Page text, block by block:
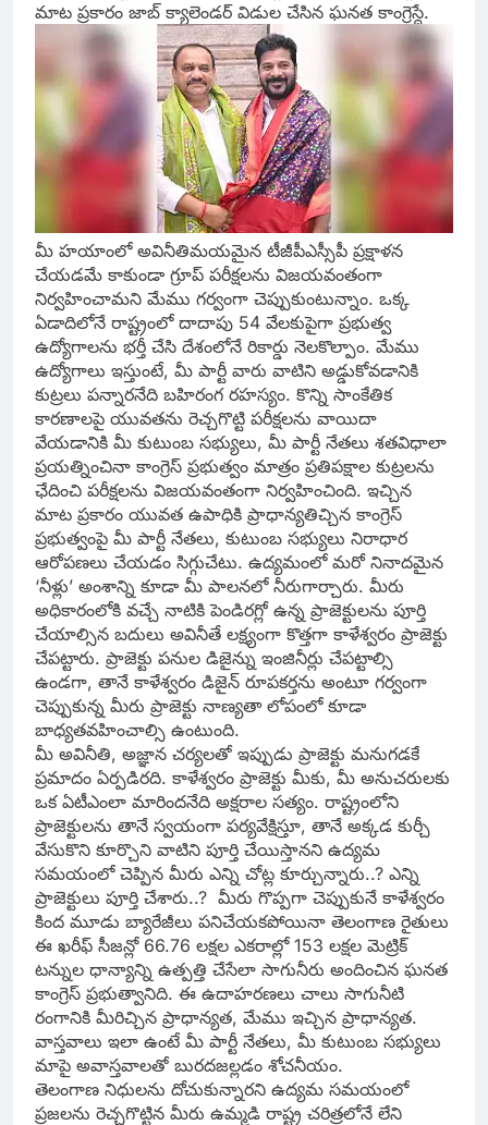
మాట ప్రకారం జాబ్ క్యాలెండర్ విడుల చేసిన ఘనత కాంగ్రెస్దే.
మీ హయాంలో అవినీతిమయమైన టీజీపీఎస్సీపీ ప్రక్షాళన
చేయడమే కాకుండా గ్రూప్ పరీక్షలను విజయవంతంగా
నిర్వహించామని మేము గర్వంగా చెప్పుకుంటున్నాం. ఒక్క
ఏడాదిలోనే రాష్ట్రంలో దాదాపు 54 వేలకుపైగా ప్రభుత్వ
ఉద్యోగాలను భర్తీ చేసి దేశంలోనే రికార్డు నెలకొల్పాం. మేము
ఉద్యోగాలు ఇస్తుంటే, మీ పార్టీ వారు వాటిని అడ్డుకోవడానికి
కుట్రలు పన్నారనేది బహిరంగ రహస్యం. కొన్ని సాంకేతిక
కారణాలపై యువతను రెచ్చగొట్టి పరీక్షలను వాయిదా
వేయడానికి మీ కుటుంబ సభ్యులు, మీ పార్టీ నేతలు శతవిధాలా
ప్రయత్నించినా కాంగ్రెస్ ప్రభుత్వం మాత్రం ప్రతిపక్షాల కుట్రలను
ఛేదించి పరీక్షలను విజయవంతంగా నిర్వహించింది. ఇచ్చిన
మాట ప్రకారం యువత ఉపాధికి ప్రాధాన్యతిచ్చిన కాంగ్రెస్
ప్రభుత్వంపై మీ పార్టీ నేతలు, కుటుంబ సభ్యులు నిరాధార
ఆరోపణలు చేయడం సిగ్గుచేటు. ఉద్యమంలో మరో నినాదమైన
‘నీళ్లు’ అంశాన్ని కూడా మీ పాలనలో నీరుగార్చారు. మీరు
అధికారంలోకి వచ్చే నాటికి పెండిరగ్లో ఉన్న ప్రాజెక్టులను పూర్తి
చేయాల్సిన బదులు అవినీతే లక్ష్యంగా కొత్తగా కాళేశ్వరం ప్రాజెక్టు
చేపట్టారు. ప్రాజెక్టు పనుల డిజైన్ను ఇంజినీర్లు చేపట్టాల్సి
ఉండగా, తానే కాళేశ్వరం డిజైన్ రూపకర్తను అంటూ గర్వంగా
చెప్పుకున్న మీరు ప్రాజెక్టు నాణ్యతా లోపంలో కూడా
బాధ్యతవహించాల్సి ఉంటుంది.
మీ అవినీతి, అజ్ఞాన చర్యలతో ఇప్పుడు ప్రాజెక్టు మనుగడకే
ప్రమాదం ఏర్పడిరది. కాళేశ్వరం ప్రాజెక్టు మీకు, మీ అనుచరులకు
ఒక ఏటీఎంలా మారిందనేది అక్షరాల సత్యం. రాష్ట్రంలోని
ప్రాజెక్టులను తానే స్వయంగా పర్యవేక్షిస్తూ, తానే అక్కడ కుర్చీ
వేసుకొని కూర్చొని వాటిని పూర్తి చేయిస్తానని ఉద్యమ
సమయంలో చెప్పిన మీరు ఎన్ని చోట్ల కూర్చున్నారు..? ఎన్ని
ప్రాజెక్టులు పూర్తి చేశారు..? మీరు గొప్పగా చెప్పుకునే కాళేశ్వరం
కింద మూడు బ్యారేజీలు పనిచేయకపోయినా తెలంగాణ రైతులు
ఈ ఖరీఫ్ సీజన్లో 66.76 లక్షల ఎకరాల్లో 153 లక్షల మెట్రిక్
టన్నుల ధాన్యాన్ని ఉత్పత్తి చేసేలా సాగునీరు అందించిన ఘనత
కాంగ్రెస్ ప్రభుత్వానిది. ఈ ఉదాహరణలు చాలు సాగునీటి
రంగానికి మీరిచ్చిన ప్రాధాన్యత, మేము ఇచ్చిన ప్రాధాన్యత.
వాస్తవాలు ఇలా ఉంటే మీ పార్టీ నేతలు, మీ కుటుంబ సభ్యులు
మాపై అవాస్తవాలతో బురదజల్లడం శోచనీయం.
తెలంగాణ నిధులను దోచుకున్నారని ఉద్యమ సమయంలో
ప్రజలను రెచ్చగొట్టిన మీరు ఉమ్మడి రాష్ట్ర చరిత్రలోనే లేని